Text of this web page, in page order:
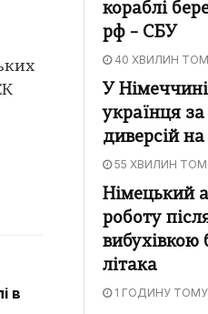
в
кораблі
рф – СБУ
40 ХВИЛИН
У
українця
диверсій
55 ХВИЛИН
Німецький
роботу
вибухівкою
літака
1 ГОДИНУ ТОМУ